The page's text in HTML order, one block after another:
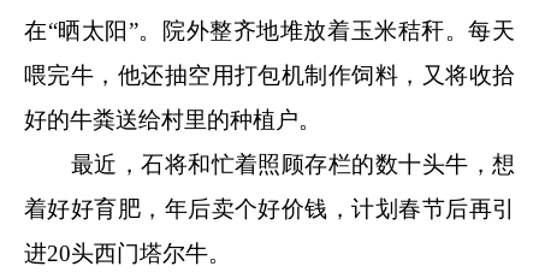
在“晒太阳”。院外整齐地堆放着玉米秸秆。每天
喂完牛，他还抽空用打包机制作饲料，又将收拾
好的牛粪送给村里的种植户。
最近，石将和忙着照顾存栏的数十头牛，想
着好好育肥，年后卖个好价钱，计划春节后再引
进20头西门塔尔牛。